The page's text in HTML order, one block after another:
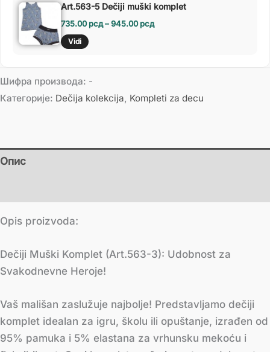
Art.563-5 Dečiji muški komplet
735.00рсд–945.00рсд
Vidi
Шифра производа: -
Категорије: Dečija kolekcija Kompleti za decu
Опис
Opis proizvoda:
Dečiji Muški Komplet (Art.563-3): Udobnost za
Svakodnevne Heroje!
Vaš mališan zaslužuje najbolje! Predstavljamo dečiji
komplet idealan za igru, školu ili opuštanje, izrađen od
95% pamuka i 5% elastana za vrhunsku mekoću i